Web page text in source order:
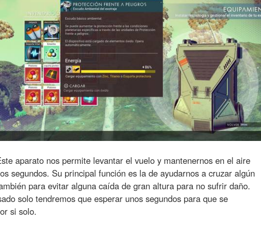
aparato nos permite levantar el vuelo y mantenernos en el aire
segundos. Su principal función es la de ayudarnos a cruzar algún
para evitar alguna caída de gran altura para no sufrir daño.
solo tendremos que esperar unos segundos para que se
si solo.